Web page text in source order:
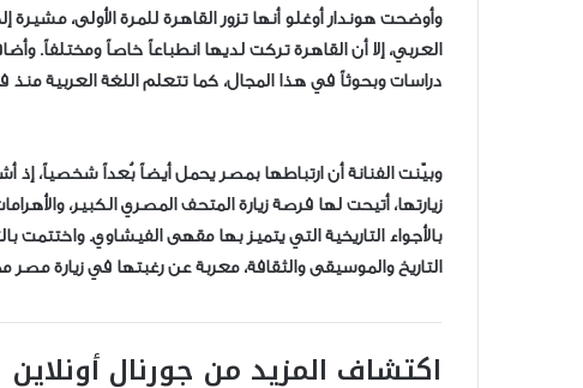
وأوضحت هوندار أوغلو أنها تزور القاهرة للمرة الأولى،
العربي، إلا أن القاهرة تركت لديها انطباعاً خاصاً ومختلفاً.
دراسات وبحوثاً في هذا المجال، كما تتعلم اللغة العربية
وبيّنت الفنانة أن ارتباطها بمصر يحمل أيضاً بُعداً شخصياً،
زيارتها، أتيحت لها فرصة زيارة المتحف المصري الكبير،
بالأجواء التاريخية التي يتميز بها مقهى الفيشاوي.
التاريخ والموسيقى والثقافة، معربة عن رغبتها في زيارة مصر
اكتشاف المزيد من جورنال أونلاين